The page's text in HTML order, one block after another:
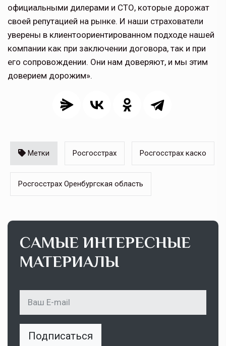
официальными дилерами и СТО, которые дорожат
своей репутацией на рынке. И наши страхователи
уверены в клиентоориентированном подходе нашей
компании как при заключении договора, так и при
его сопровождении. Они нам доверяют, и мы этим
доверием дорожим».
Метки Росгосстрах Росгосстрах каско
Росгосстрах Оренбургская область
САМЫЕ ИНТЕРЕСНЫЕ
МАТЕРИАЛЫ
Подписаться